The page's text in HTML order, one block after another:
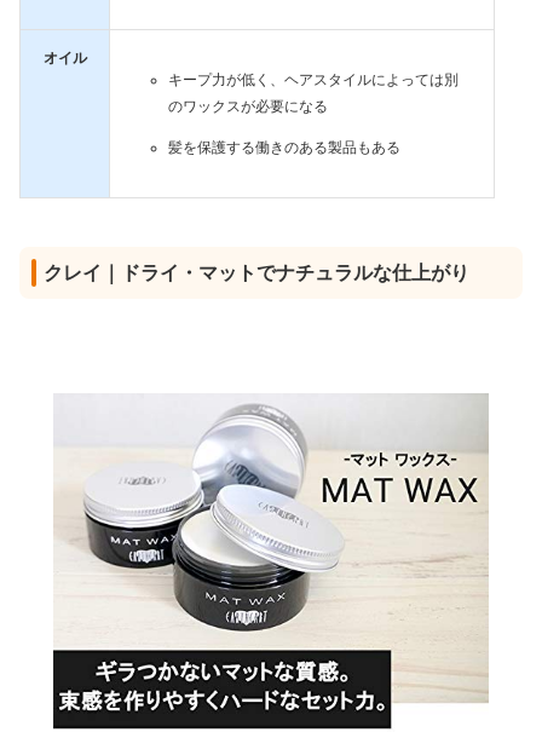
オイル
キープ力が低く、ヘアスタイルによっては別
のワックスが必要になる
髪を保護する働きのある製品もある
クレイ｜ドライ・マットでナチュラルな仕上がり